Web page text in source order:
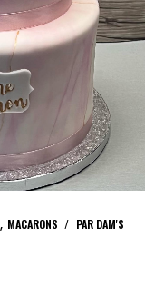
MACARONS PAR DAM'S